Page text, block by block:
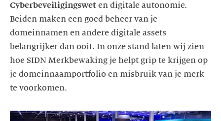
Cyberbeveiligingswet en digitale autonomie.
Beiden maken een goed beheer van je
domeinnamen en andere digitale assets
belangrijker dan ooit. In onze stand laten wij zien
hoe SIDN Merkbewaking je helpt grip te krijgen op
je domeinnaamportfolio en misbruik van je merk
te voorkomen.